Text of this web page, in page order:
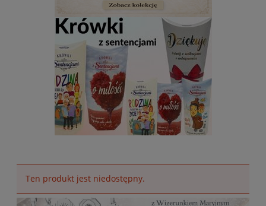
Ten produkt jest niedostępny.